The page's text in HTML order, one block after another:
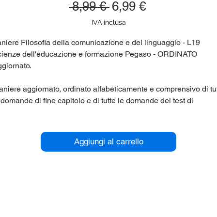
8,99 € Prezzo
regolare
6,99 €Prezzo
IVA inclusa
Filosofia della comunicazione e del linguaggio - L19
dell'educazione e formazione Pegaso - ORDINATO
aggiornato, ordinato alfabeticamente e comprensivo di
di fine capitolo e di tutte le domande dei test di
maggiori informazioni contattaci qui sul sito (chat in basso a
Aggiungi al carrello